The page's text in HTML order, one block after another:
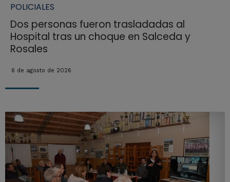
POLICIALES
Dos personas fueron trasladadas al
Hospital tras un choque en Salceda y
Rosales
6 de agosto de 2026